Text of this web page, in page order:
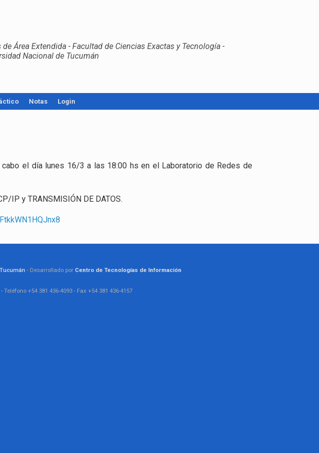
de Área Extendida - Facultad de Ciencias Exactas y Tecnología -
Nacional de Tucumán
Notas Login
el día lunes 16/3 a las 18:00 hs en el La­bo­ra­to­rio de Redes de
IP y TRANS­MI­SIÓN DE DATOS.
- Desarrollado por Centro de Tecnologías de Información
+54 381 436-4093 - Fax +54 381 436-4157